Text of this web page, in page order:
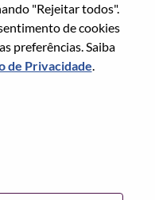
"Rejeitar todos".
de cookies
preferências. Saiba
de Privacidade.